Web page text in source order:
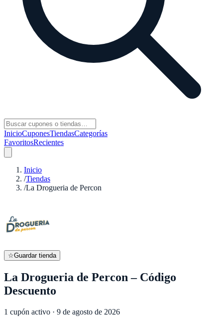
InicioCuponesTiendasCategorías
FavoritosRecientes
Inicio
/Tiendas
/La Drogueria de Percon
☆Guardar tienda
La Drogueria de Percon – Código
Descuento
1 cupón activo · 9 de agosto de 2026